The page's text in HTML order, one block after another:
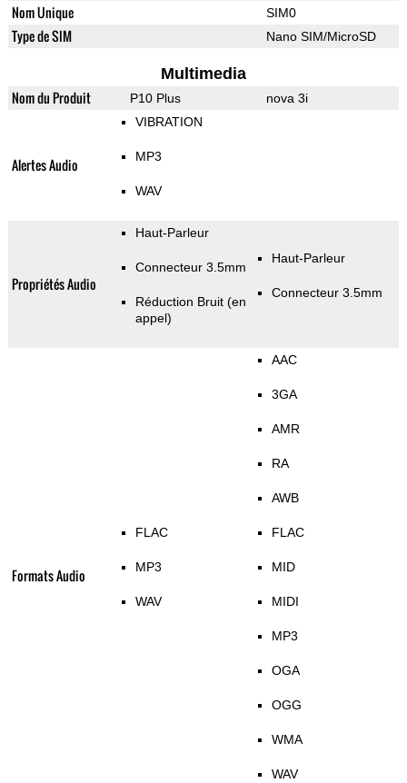
Nom Unique SIM0
Type de SIM Nano SIM/MicroSD
Multimedia
Nom du Produit P10 Plus nova 3i
Alertes Audio
VIBRATION
MP3
WAV
Propriétés Audio
Haut-Parleur
Connecteur 3.5mm
Réduction Bruit (en
appel)
Haut-Parleur
Connecteur 3.5mm
Formats Audio
FLAC
MP3
WAV
AAC
3GA
AMR
RA
AWB
FLAC
MID
MIDI
MP3
OGA
OGG
WMA
WAV